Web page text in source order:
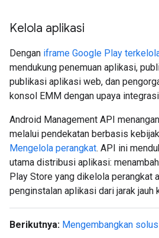
Kelola aplikasi
Dengan iframe Google Play
mendukung penemuan aplikasi,
publikasi aplikasi web, dan
konsol EMM dengan upaya
Android Management API
melalui pendekatan berbasis
Mengelola perangkat. API ini
utama distribusi aplikasi:
Play Store yang dikelola perangkat
penginstalan aplikasi dari jarak jauh
Berikutnya: Mengembangkan